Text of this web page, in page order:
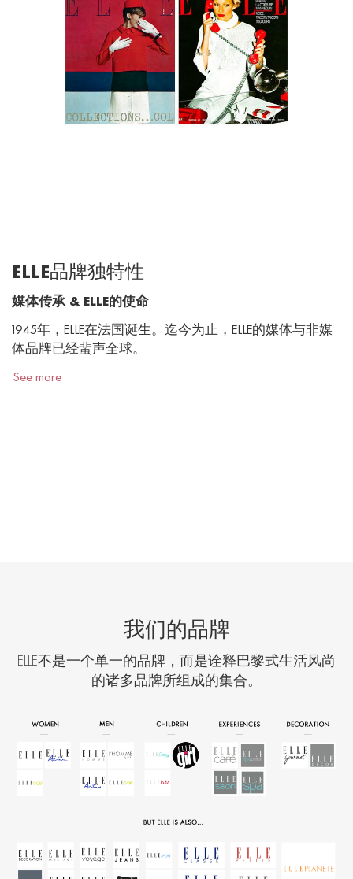
ELLE品牌独特性
媒体传承 & ELLE的使命
1945年， ELLE在法国诞生。迄今为止， ELLE的媒体与非媒
体品牌已经蜚声全球。
See more
我们的品牌
ELLE不是一个单一的品牌，而是诠释巴黎式生活风尚
的诸多品牌所组成的集合。